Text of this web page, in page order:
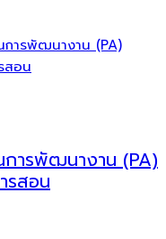
ารพัฒนางาน (PA)
รสอน